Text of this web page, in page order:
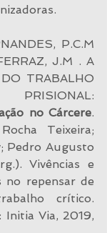
P.C.M
J.M . A
TRABALHO
no Cárcere.
Teixeira;
Pedro Augusto
Vivências e
no repensar de
crítico.
Initia Via, 2019,